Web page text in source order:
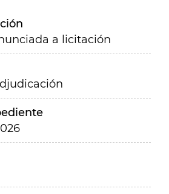
a licitación